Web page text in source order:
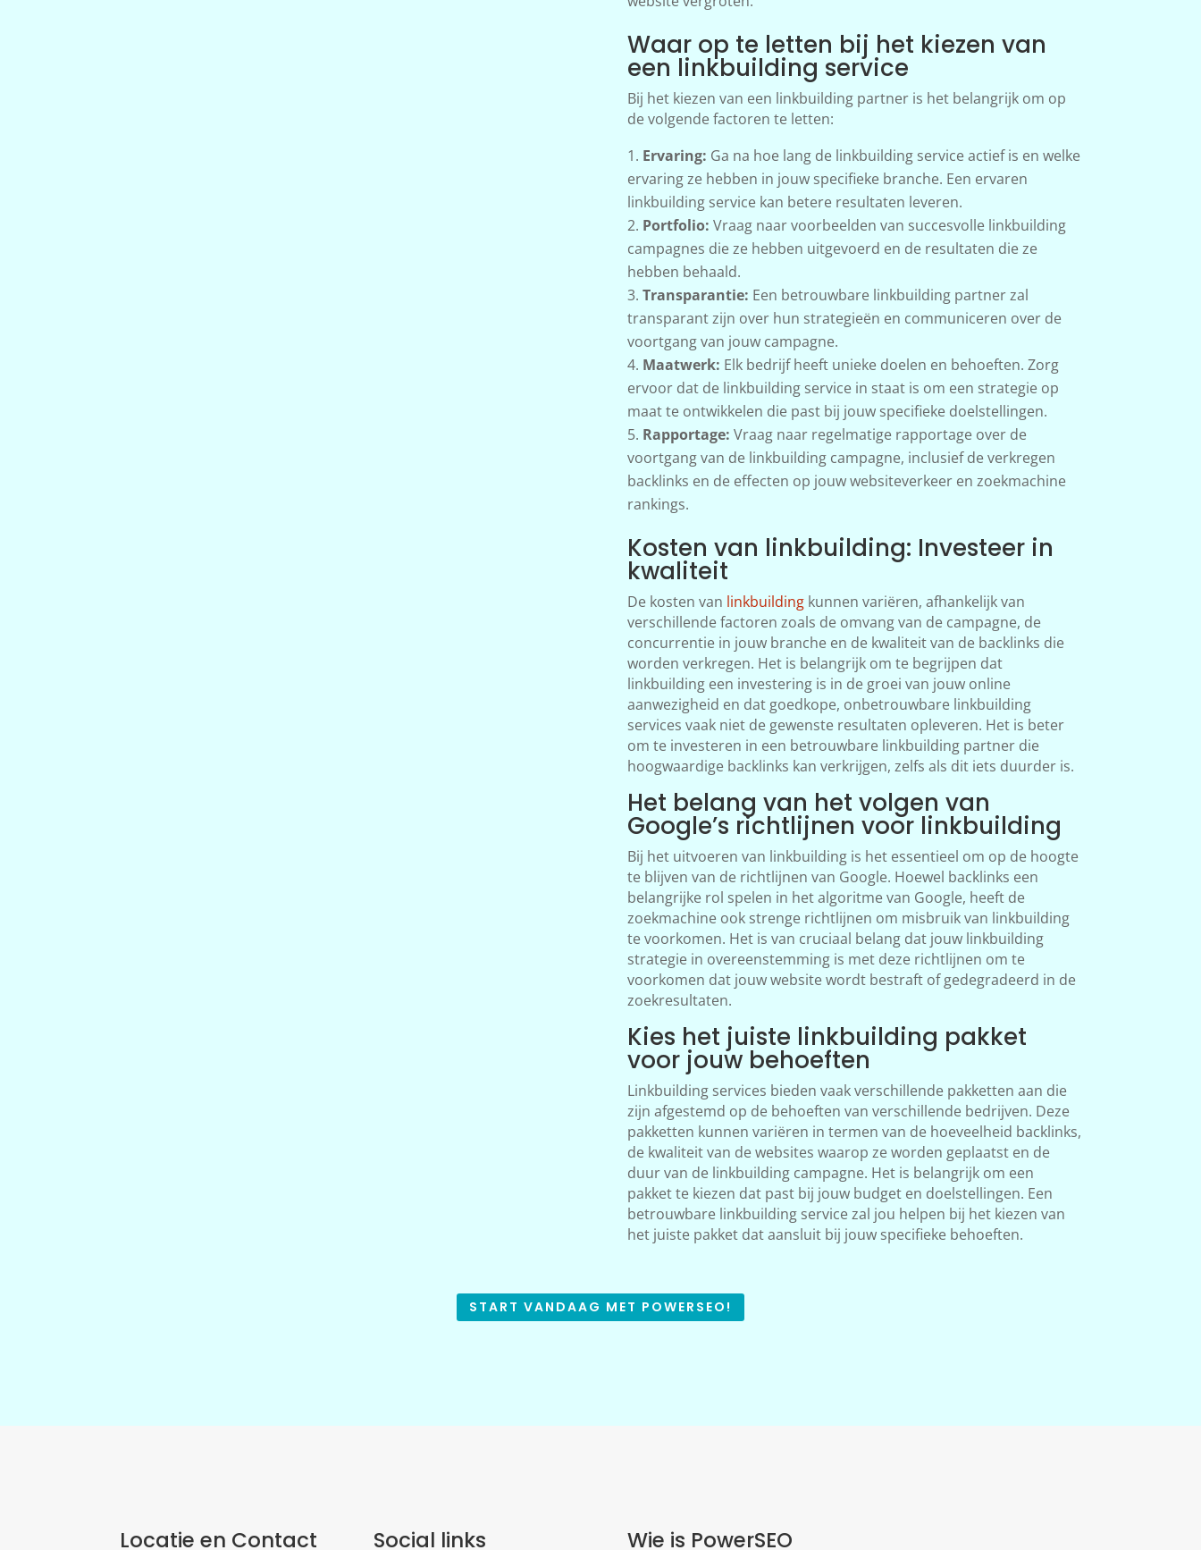
Waar op te letten bij het kiezen van
een linkbuilding service
Bij het kiezen van een linkbuilding partner is het belangrijk om op
de volgende factoren te letten:
Ervaring: Ga na hoe lang de linkbuilding service actief is en welke
ervaring ze hebben in jouw specifieke branche. Een ervaren
linkbuilding service kan betere resultaten leveren.
Portfolio: Vraag naar voorbeelden van succesvolle linkbuilding
campagnes die ze hebben uitgevoerd en de resultaten die ze
hebben behaald.
Transparantie: Een betrouwbare linkbuilding partner zal
transparant zijn over hun strategieën en communiceren over de
voortgang van jouw campagne.
Maatwerk: Elk bedrijf heeft unieke doelen en behoeften. Zorg
ervoor dat de linkbuilding service in staat is om een strategie op
maat te ontwikkelen die past bij jouw specifieke doelstellingen.
Rapportage: Vraag naar regelmatige rapportage over de
voortgang van de linkbuilding campagne, inclusief de verkregen
backlinks en de effecten op jouw websiteverkeer en zoekmachine
rankings.
Kosten van linkbuilding: Investeer in
kwaliteit
De kosten van linkbuildingkunnen variëren, afhankelijk van
verschillende factoren zoals de omvang van de campagne, de
concurrentie in jouw branche en de kwaliteit van de backlinks die
worden verkregen. Het is belangrijk om te begrijpen dat
linkbuilding een investering is in de groei van jouw online
aanwezigheid en dat goedkope, onbetrouwbare linkbuilding
services vaak niet de gewenste resultaten opleveren. Het is beter
om te investeren in een betrouwbare linkbuilding partner die
hoogwaardige backlinks kan verkrijgen, zelfs als dit iets duurder is.
Het belang van het volgen van
Google’s richtlijnen voor linkbuilding
Bij het uitvoeren van linkbuilding is het essentieel om op de hoogte
te blijven van de richtlijnen van Google. Hoewel backlinks een
belangrijke rol spelen in het algoritme van Google, heeft de
zoekmachine ook strenge richtlijnen om misbruik van linkbuilding
te voorkomen. Het is van cruciaal belang dat jouw linkbuilding
strategie in overeenstemming is met deze richtlijnen om te
voorkomen dat jouw website wordt bestraft of gedegradeerd in de
zoekresultaten.
Kies het juiste linkbuilding pakket
voor jouw behoeften
Linkbuilding services bieden vaak verschillende pakketten aan die
zijn afgestemd op de behoeften van verschillende bedrijven. Deze
pakketten kunnen variëren in termen van de hoeveelheid backlinks,
de kwaliteit van de websites waarop ze worden geplaatst en de
duur van de linkbuilding campagne. Het is belangrijk om een
pakket te kiezen dat past bij jouw budget en doelstellingen. Een
betrouwbare linkbuilding service zal jou helpen bij het kiezen van
het juiste pakket dat aansluit bij jouw specifieke behoeften.
START VANDAAG MET POWERSEO!
Locatie en Contact Social links Wie is PowerSEO